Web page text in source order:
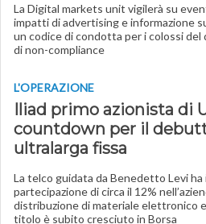
La Digital markets unit vigilerà su
impatti di advertising e informazione
un codice di condotta per i colossi del
di non-compliance
L'OPERAZIONE
Iliad primo azionista di
countdown per il
ultralarga fissa
La telco guidata da Benedetto Levi
partecipazione di circa il 12%
distribuzione di materiale elettronico
titolo è subito cresciuto in Borsa